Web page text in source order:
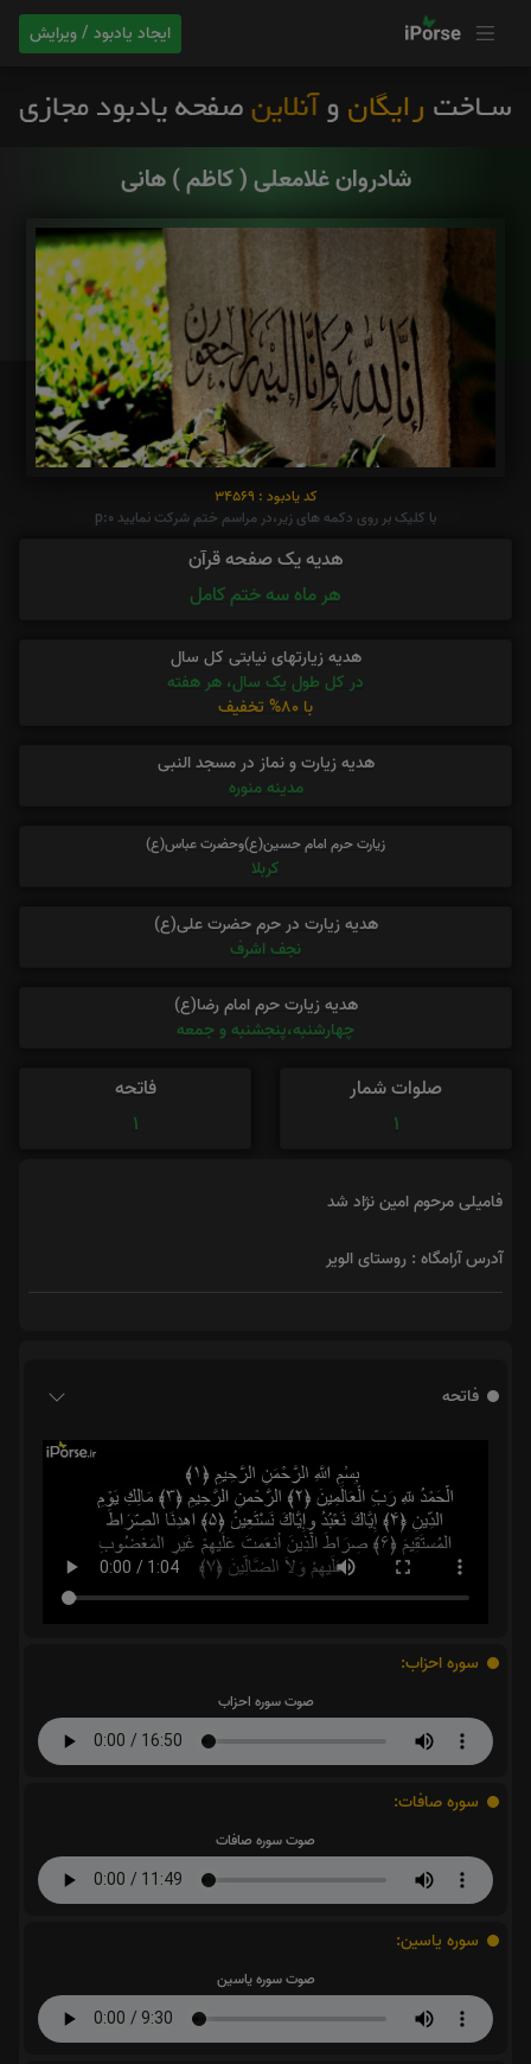
ایجاد یادبود / ویرایش
شادروان غلامعلی ( کاظم ) هانی
کد یادبود : 34569
با کلیک بر روی دکمه های زیر،در مراسم ختم شرکت نمایید p:0
هدیه یک صفحه قرآن
هر ماه سه ختم کامل
هدیه زیارتهای نیابتی کل سال
در کل طول یک سال، هر هفته
با 80% تخفیف
هدیه زیارت و نماز در مسجد النبی
مدینه منوره
زیارت حرم امام حسین(ع)وحضرت عباس(ع)
کربلا
هدیه زیارت در حرم حضرت علی(ع)
نجف اشرف
هدیه زیارت حرم امام رضا(ع)
چهارشنبه،پنجشنبه و جمعه
صلوات شمار
1
فاتحه
1
فامیلی مرحوم امین نژاد شد
آدرس آرامگاه : روستای الویر
فاتحه
سوره احزاب:
صوت سوره احزاب
سوره صافات:
صوت سوره صافات
سوره یاسین:
صوت سوره یاسین